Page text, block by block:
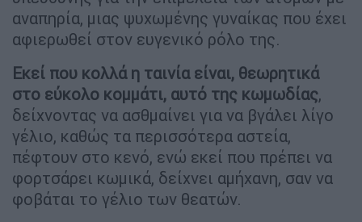
αναπηρία, μιας ψυχωμένης γυναίκας που έχει
αφιερωθεί στον ευγενικό ρόλο της.
Εκεί που κολλά η ταινία είναι, θεωρητικά
στο εύκολο κομμάτι, αυτό της κωμωδίας,
δείχνοντας να ασθμαίνει για να βγάλει λίγο
γέλιο, καθώς τα περισσότερα αστεία,
πέφτουν στο κενό, ενώ εκεί που πρέπει να
φορτσάρει κωμικά, δείχνει αμήχανη, σαν να
φοβάται το γέλιο των θεατών.